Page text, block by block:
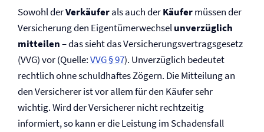
Sowohl derVerkäuferals auch derKäufermüssen der
Versicherung den Eigentümerwechselunverzüglich
mitteilen– das sieht das Versicherungs­vertrags­gesetz
(VVG) vor (Quelle:VVG § 97). Unverzüglich bedeutet
rechtlich ohne schuldhaftes Zögern. Die Mitteilung an
den Versicherer ist vor allem für den Käufer sehr
wichtig. Wird der Versicherer nicht rechtzeitig
informiert, so kann er die Leistung im Schadensfall